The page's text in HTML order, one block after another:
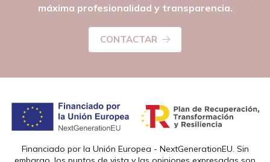
máxima profesionalidad y transparencia.
CONTACTAR
Financiado por la Unión Europea - NextGenerationEU. Sin